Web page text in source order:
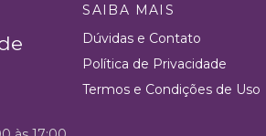
SAIBA MAIS
Dúvidas e Contato
Política de Privacidade
Termos e Condições de Uso